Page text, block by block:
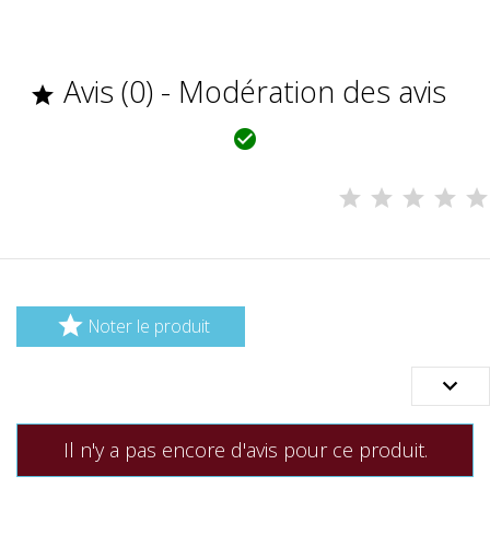
 Avis (0) - Modération des avis

 Noter le produit

Il n'y a pas encore d'avis pour ce produit.